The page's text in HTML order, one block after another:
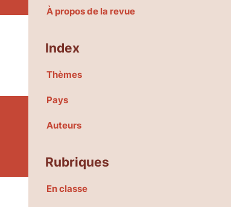
À propos de la revue
Index
Thèmes
Pays
Auteurs
Rubriques
En classe